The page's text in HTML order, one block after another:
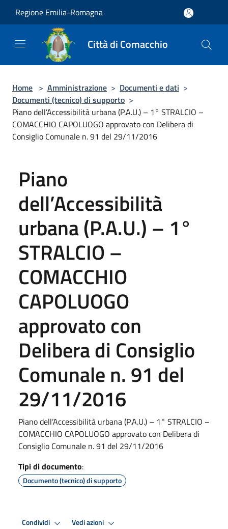
Regione Emilia-Romagna
Città di Comacchio
Home > Amministrazione > Documenti e dati >
Documenti (tecnico) di supporto >
Piano dell’Accessibilità urbana (P.A.U.) – 1° STRALCIO –
COMACCHIO CAPOLUOGO approvato con Delibera di
Consiglio Comunale n. 91 del 29/11/2016
Piano
dell’Accessibilità
urbana (P.A.U.) – 1°
STRALCIO –
COMACCHIO
CAPOLUOGO
approvato con
Delibera di Consiglio
Comunale n. 91 del
29/11/2016
Piano dell’Accessibilità urbana (P.A.U.) – 1° STRALCIO –
COMACCHIO CAPOLUOGO approvato con Delibera di
Consiglio Comunale n. 91 del 29/11/2016
Tipi di documento:
Documento (tecnico) di supporto
Condividi Vedi azioni